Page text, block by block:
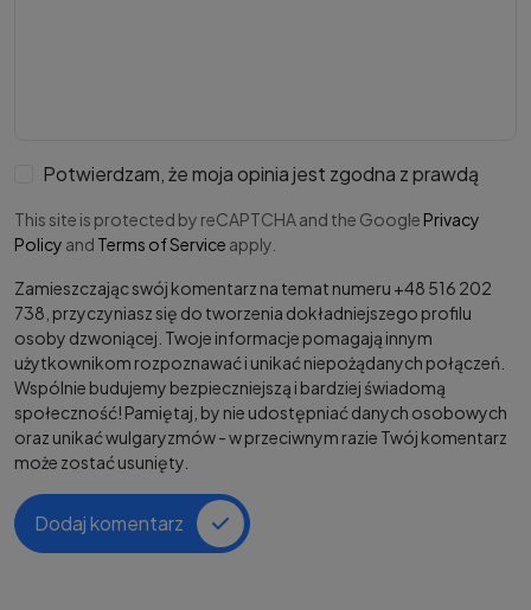
Potwierdzam, że moja opinia jest zgodna z prawdą
This site is protected by reCAPTCHA and the Google Privacy
Policy and Terms of Service apply.
Zamieszczając swój komentarz na temat numeru +48 516 202
738, przyczyniasz się do tworzenia dokładniejszego profilu
osoby dzwoniącej. Twoje informacje pomagają innym
użytkownikom rozpoznawać i unikać niepożądanych połączeń.
Wspólnie budujemy bezpieczniejszą i bardziej świadomą
społeczność! Pamiętaj, by nie udostępniać danych osobowych
oraz unikać wulgaryzmów - w przeciwnym razie Twój komentarz
może zostać usunięty.
Dodaj komentarz